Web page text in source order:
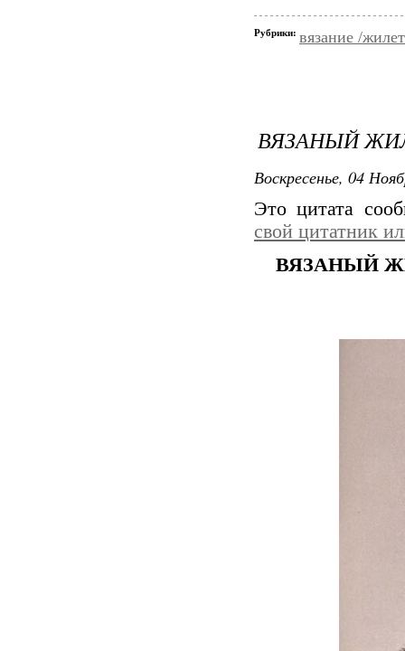
Рубрики: вязание /
ВЯЗАНЫЙ
Воскресенье, 04
Это цитата
свой цитатник
ВЯЗАНЫЙ